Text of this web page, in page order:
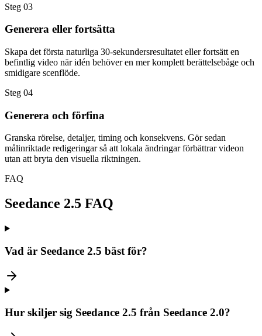
Steg 03
Generera eller fortsätta
Skapa det första naturliga 30-sekundersresultatet eller fortsätt en
befintlig video när idén behöver en mer komplett berättelsebåge och
smidigare scenflöde.
Steg 04
Generera och förfina
Granska rörelse, detaljer, timing och konsekvens. Gör sedan
målinriktade redigeringar så att lokala ändringar förbättrar videon
utan att bryta den visuella riktningen.
FAQ
Seedance 2.5 FAQ
Vad är Seedance 2.5 bäst för?
Hur skiljer sig Seedance 2.5 från Seedance 2.0?